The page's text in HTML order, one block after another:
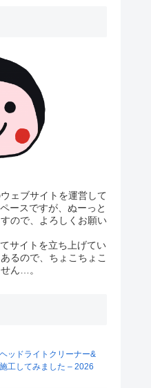
ェブサイトを運営して
ースですが、ぬーっと
ので、よろしくお願い
サイトを立ち上げてい
るので、ちょこちょこ
ん…。
ッドライトクリーナー&
工してみました – 2026